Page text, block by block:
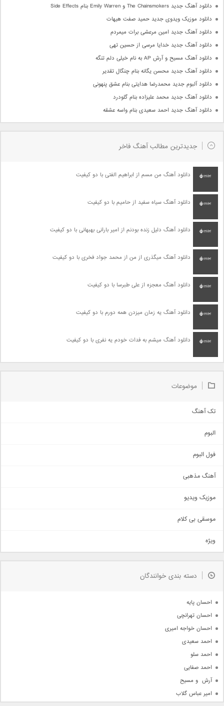
دانلود آهنگ جدید The Chainsmokers و Emily Warren بنام Side Effects
دانلود موزیک ویدوی جدید حمید صفت هیهات
دانلود آهنگ جدید امین مرعشی برات میمردم
دانلود آهنگ جدید خدایا مرسی از حسین تهی
دانلود آهنگ مسیح و آرش AP به نام خیلی دلم تنگه
دانلود آهنگ جدید محسن یگانه بنام چنگال تقدیر
دانلود آلبوم جدید محمدرضا هدایتی بنام عشق پنهونی
دانلود آهنگ جدید محمد علیزاده بنام گلودرد
دانلود آهنگ جدید احمد سعیدی بنام واسه عشقه
جدیدترین مطالب آهنگ فاخر
دانلود آهنگ من مسم از ابراهیم الفتی با دو کیفیت
دانلود آهنگ سیاه سفید از حامیم با دو کیفیت
دانلود آهنگ دلیل زنده بودنم از امیر بارانی بهبهانی با دو کیفیت
دانلود آهنگ میگذری از من از محمد جواد فخری با دو کیفیت
دانلود آهنگ معجزه از علی طبرسا با دو کیفیت
دانلود آهنگ یه زمان میزدن همه دورم با دو کیفیت
دانلود آهنگ میشم به فدات خودم یه نفری با دو کیفیت
موضوعات
تک آهنگ
اجتماعی
حماسی
سنتی
اهنگ بندرعباسی
دمو
مذهبی
جدیدترین ها
البوم
فول البوم
آهنگ مذهبی
موزیک ویدیو
موسقی بی کلام
ویژه
دسته بندی خوانندگان
احسان پایه
احسان تهرانچی
احسان خواجه امیری
احمد سعیدی
احمد سلو
احمد صفایی
آرش  و مسیح
امیر عباس گلاب